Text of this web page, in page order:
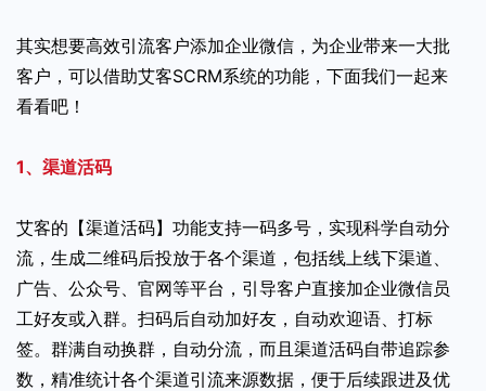
其实想要高效引流客户添加企业微信，为企业带来一大批
客户，可以借助艾客SCRM系统的功能，下面我们一起来
看看吧！
1、渠道活码
艾客的【渠道活码】功能支持一码多号，实现科学自动分
流，生成二维码后投放于各个渠道，包括线上线下渠道、
广告、公众号、官网等平台，引导客户直接加企业微信员
工好友或入群。扫码后自动加好友，自动欢迎语、打标
签。群满自动换群，自动分流，而且渠道活码自带追踪参
数，精准统计各个渠道引流来源数据，便于后续跟进及优